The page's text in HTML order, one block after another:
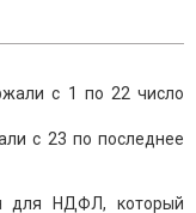
с 1 по 22 число
с 23 по последнее
для НДФЛ, который